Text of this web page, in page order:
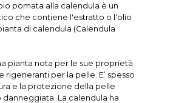
pomata alla calendula è un
che contiene l'estratto o l'olio
di calendula (Calendula
pianta nota per le sue proprietà
rigeneranti per la pelle. E’ spesso
e la protezione della pelle
danneggiata. La calendula ha